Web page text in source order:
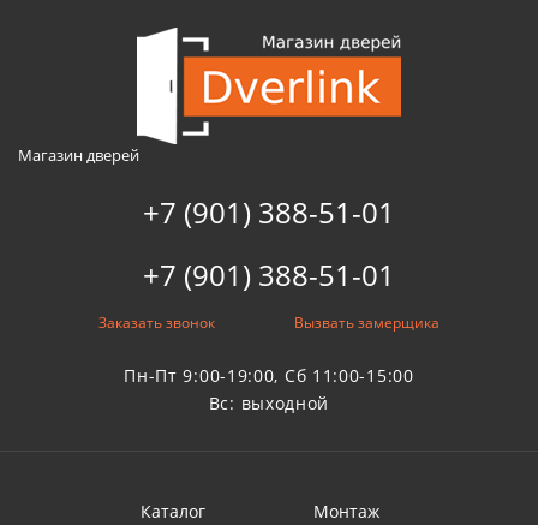
Магазин дверей
+7 (901) 388-51-01
+7 (901) 388-51-01
Заказать звонок Вызвать замерщика
Пн-Пт 9:00-19:00, Сб 11:00-15:00
Вс: выходной
Каталог Монтаж